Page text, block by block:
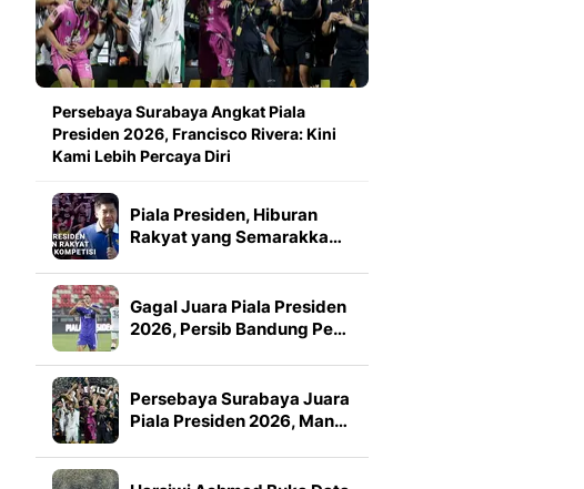
Persebaya Surabaya Angkat Piala
Presiden 2026, Francisco Rivera: Kini
Kami Lebih Percaya Diri
Piala Presiden, Hiburan
Rakyat yang Semarakka…
Gagal Juara Piala Presiden
2026, Persib Bandung Pe…
Persebaya Surabaya Juara
Piala Presiden 2026, Man…